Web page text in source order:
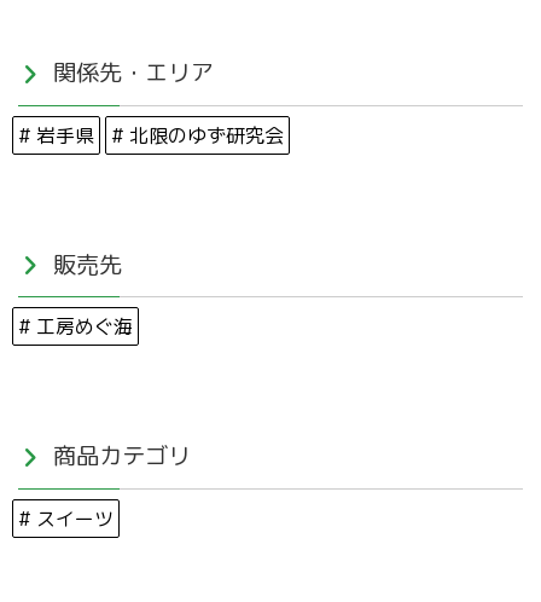
関係先・エリア
# 岩手県 # 北限のゆず研究会
販売先
# 工房めぐ海
商品カテゴリ
# スイーツ